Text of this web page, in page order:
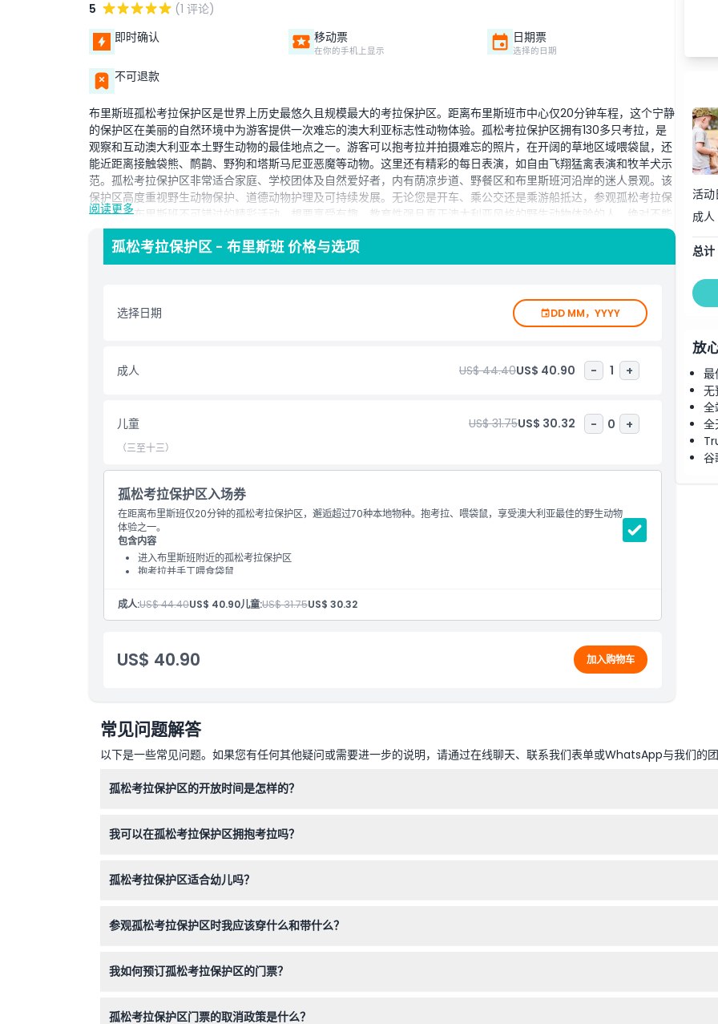
5
(1 评论)
即时确认
移动票
在你的手机上显示
日期票
选择的日期
不可退款
布里斯班孤松考拉保护区是世界上历史最悠久且规模最大的考拉保护区。距离布里斯班市中心仅20分钟车程，这个宁静
的保护区在美丽的自然环境中为游客提供一次难忘的澳大利亚标志性动物体验。孤松考拉保护区拥有130多只考拉，是
观察和互动澳大利亚本土野生动物的最佳地点之一。游客可以抱考拉并拍摄难忘的照片，在开阔的草地区域喂袋鼠，还
能近距离接触袋熊、鸸鹋、野狗和塔斯马尼亚恶魔等动物。这里还有精彩的每日表演，如自由飞翔猛禽表演和牧羊犬示
范。孤松考拉保护区非常适合家庭、学校团体及自然爱好者，内有荫凉步道、野餐区和布里斯班河沿岸的迷人景观。该
保护区高度重视野生动物保护、道德动物护理及可持续发展。无论您是开车、乘公交还是乘游船抵达，参观孤松考拉保
护区都是布里斯班不可错过的精彩活动。想要享受有趣、教育性强且真正澳大利亚风格的野生动物体验的人，绝对不能
错过这里。
儿童成人政策
营业时间
需要了解的事项
位置
取消政策
阅读更多
孤松考拉保护区 - 布里斯班 价格与选项
选择日期 DD MM，YYYY
成人 US$ 44.40US$ 40.90 - 1 +
儿童 US$ 31.75US$ 30.32 - 0 +
（三至十三）
孤松考拉保护区入场券
在距离布里斯班仅20分钟的孤松考拉保护区，邂逅超过70种本地物种。抱考拉、喂袋鼠，享受澳大利亚最佳的野生动物
体验之一。
包含内容
进入布里斯班附近的孤松考拉保护区
抱考拉并手工喂食袋鼠
成人:US$ 44.40US$ 40.90儿童:US$ 31.75US$ 30.32
US$ 40.90 加入购物车
活动
成人
总计
放
最
无
全
全
谷
常见问题解答
以下是一些常见问题。如果您有任何其他疑问或需要进一步的说明，请通过在线聊天、联系我们表单或WhatsApp与我们的团
孤松考拉保护区的开放时间是怎样的？
我可以在孤松考拉保护区拥抱考拉吗？
孤松考拉保护区适合幼儿吗？
参观孤松考拉保护区时我应该穿什么和带什么？
我如何预订孤松考拉保护区的门票？
孤松考拉保护区门票的取消政策是什么？